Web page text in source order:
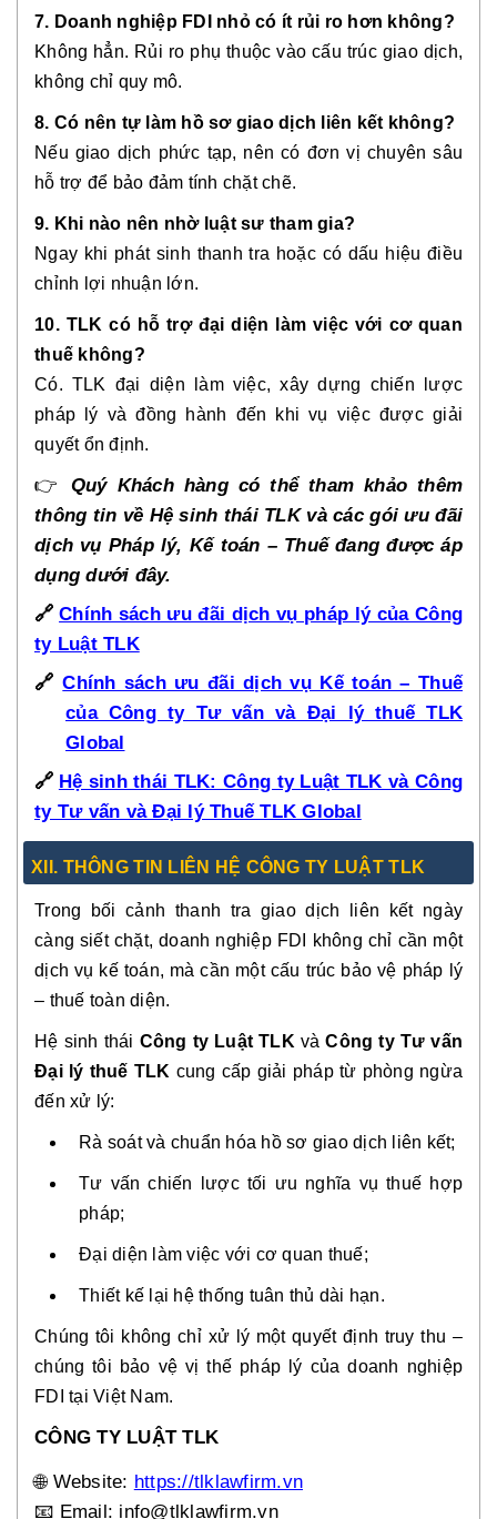
7. Doanh nghiệp FDI nhỏ có ít rủi ro hơn không?
Không hẳn. Rủi ro phụ thuộc vào cấu trúc giao dịch,
không chỉ quy mô.
8. Có nên tự làm hồ sơ giao dịch liên kết không?
Nếu giao dịch phức tạp, nên có đơn vị chuyên sâu
hỗ trợ để bảo đảm tính chặt chẽ.
9. Khi nào nên nhờ luật sư tham gia?
Ngay khi phát sinh thanh tra hoặc có dấu hiệu điều
chỉnh lợi nhuận lớn.
10. TLK có hỗ trợ đại diện làm việc với cơ quan
thuế không?
Có. TLK đại diện làm việc, xây dựng chiến lược
pháp lý và đồng hành đến khi vụ việc được giải
quyết ổn định.
👉
Quý Khách hàng có thể tham khảo thêm
thông tin về Hệ sinh thái TLK và các gói ưu đãi
dịch vụ Pháp lý, Kế toán – Thuế đang được áp
dụng dưới đây.
🔗 Chính sách ưu đãi dịch vụ pháp lý của Công
ty Luật TLK
🔗 Chính sách ưu đãi dịch vụ Kế toán – Thuế
của Công ty Tư vấn và Đại lý thuế TLK
Global
🔗 Hệ sinh thái TLK: Công ty Luật TLK và Công
ty Tư vấn và Đại lý Thuế TLK Global
XII. THÔNG TIN LIÊN HỆ CÔNG TY LUẬT TLK
Trong bối cảnh thanh tra giao dịch liên kết ngày
càng siết chặt, doanh nghiệp FDI không chỉ cần một
dịch vụ kế toán, mà cần một cấu trúc bảo vệ pháp lý
– thuế toàn diện.
Hệ sinh thái Công ty Luật TLK vàCông ty Tư vấn
Đại lý thuế TLK cung cấp giải pháp từ phòng ngừa
đến xử lý:
Rà soát và chuẩn hóa hồ sơ giao dịch liên kết;
Tư vấn chiến lược tối ưu nghĩa vụ thuế hợp
pháp;
Đại diện làm việc với cơ quan thuế;
Thiết kế lại hệ thống tuân thủ dài hạn.
Chúng tôi không chỉ xử lý một quyết định truy thu –
chúng tôi bảo vệ vị thế pháp lý của doanh nghiệp
FDI tại Việt Nam.
CÔNG TY LUẬT TLK
🌐Website: https://tlklawfirm.vn
📧 Email: info@tlklawfirm.vn